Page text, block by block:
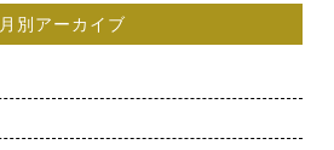
月別アーカイブ